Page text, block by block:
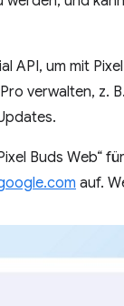
API, um mit
verwalten, z.
Buds Web“
auf.